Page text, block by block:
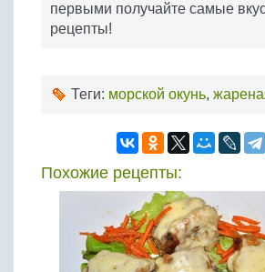
первыми получайте самые
рецепты!
Теги: морской окунь,
Похожие рецепты: